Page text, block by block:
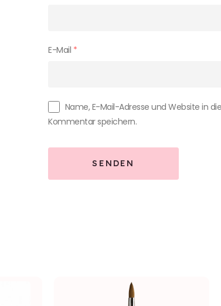
E-Mail *
Name, E-Mail-Adresse und Website in
Kommentar speichern.